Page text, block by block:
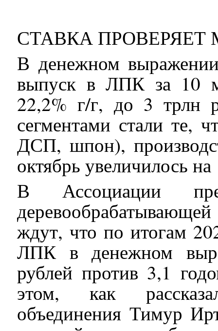
СТАВКА
В денежном
выпуск в ЛПК за 10
22,2% г/г, до 3 трлн
сегментами стали те,
ДСП, шпон),
октябрь увеличилось
В Ассоциации
ждут, что по итогам
ЛПК в денежном
рублей против 3,1
этом, как
объединения Тимур